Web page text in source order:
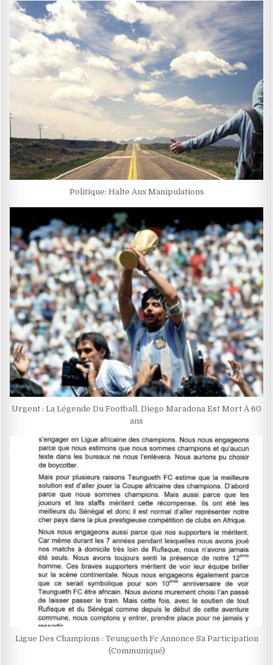
Politique: Halte Aux Manipulations
Urgent : La Légende Du Football, Diego Maradona Est Mort À 60
ans
Ligue Des Champions : Teungueth Fc Annonce Sa Participation
(Communiqué)